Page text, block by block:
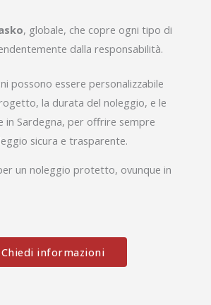
, globale, che copre ogni tipo di
dalla responsabilità.
possono essere personalizzabile
la durata del noleggio, e le
in Sardegna, per offrire sempre
sicura e trasparente.
un noleggio protetto, ovunque in
Chiedi informazioni